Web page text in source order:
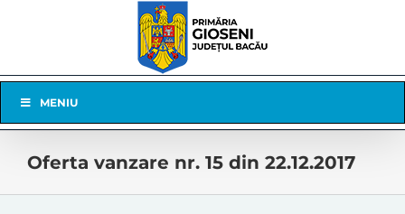
Navigation
MENIU
Oferta vanzare nr. 15 din 22.12.2017